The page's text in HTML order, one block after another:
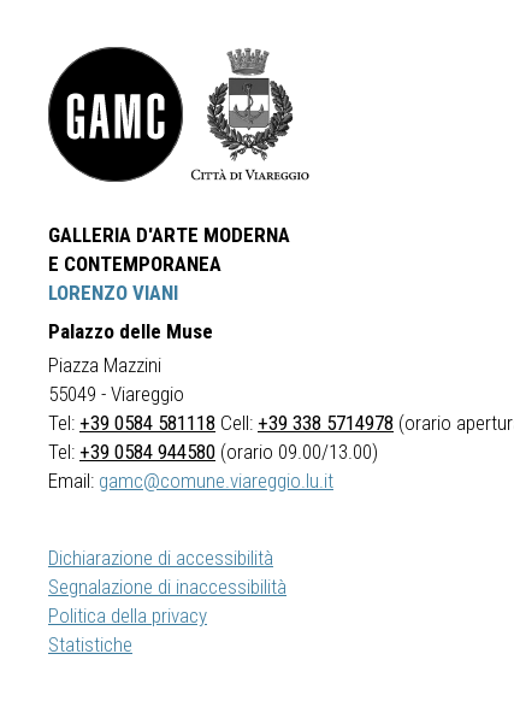
GALLERIA D'ARTE MODERNA
E CONTEMPORANEA
LORENZO VIANI
Palazzo delle Muse
Piazza Mazzini
55049 - Viareggio
Tel: +39 0584 581118 Cell: +39 338 5714978 (orario
Tel: +39 0584 944580 (orario 09.00/13.00)
Email: gamc@comune.viareggio.lu.it
Dichiarazione di accessibilità
Segnalazione di inaccessibilità
Politica della privacy
Statistiche